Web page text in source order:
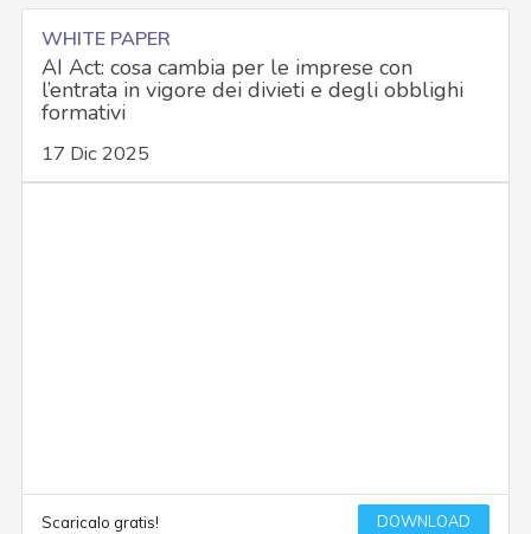
WHITE PAPER
AI Act: cosa cambia per le imprese con
l’entrata in vigore dei divieti e degli obblighi
formativi
17 Dic 2025
Scaricalo gratis! DOWNLOAD